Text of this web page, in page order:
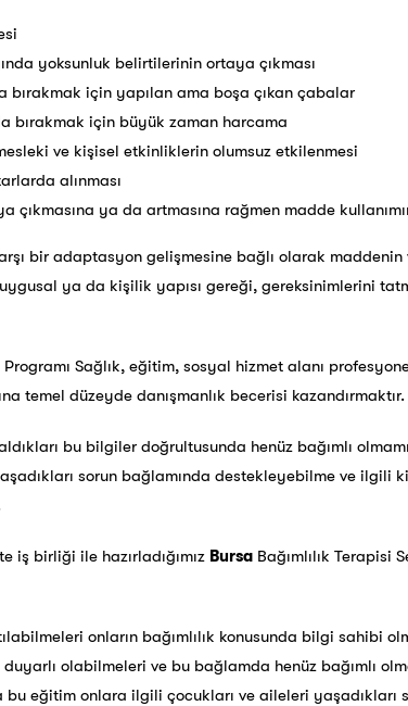
yoksunluk belirtilerinin ortaya çıkması
bırakmak için yapılan ama boşa çıkan çabalar
bırakmak için büyük zaman harcama
ve kişisel etkinliklerin olumsuz etkilenmesi
alınması
çıkmasına ya da artmasına rağmen madde
bir adaptasyon gelişmesine bağlı olarak
ya da kişilik yapısı gereği, gereksinimlerini
Programı Sağlık, eğitim, sosyal hizmet alanı
temel düzeyde danışmanlık becerisi kazandırmaktır.
bu bilgiler doğrultusunda henüz bağımlı
sorun bağlamında destekleyebilme ve ilgili
iş birliği ile hazırladığımız Bursa Bağımlılık Terapisi
onların bağımlılık konusunda bilgi sahibi
olabilmeleri ve bu bağlamda henüz bağımlı
eğitim onlara ilgili çocukları ve aileleri yaşadıkları